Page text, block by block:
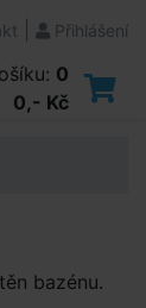
Přihlášení
0
0,- Kč
bazénu.